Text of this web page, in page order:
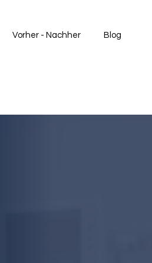
Vorher - Nachher Blog